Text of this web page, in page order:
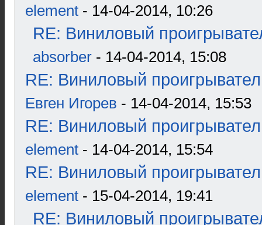
element - 14-04-2014, 10:26
RE: Виниловый
absorber - 14-04-2014, 15:08
RE: Виниловый
Евген Игорев - 14-04-2014, 15:53
RE: Виниловый
element - 14-04-2014, 15:54
RE: Виниловый
element - 15-04-2014, 19:41
RE: Виниловый